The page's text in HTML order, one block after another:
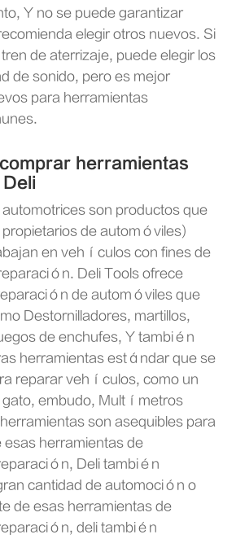
Y no se puede garantizar
elegir otros nuevos. Si
de aterrizaje, puede elegir los
de sonido, pero es mejor
para herramientas
herramientas
son productos que
de automóviles)
en vehículos con fines de
Deli Tools ofrece
de automóviles que
Destornilladores, martillos,
de enchufes, Y también
herramientas estándar que se
reparar vehículos, como un
gato, embudo, Multímetros
son asequibles para
esas herramientas de
Deli también
cantidad de automoción o
de esas herramientas de
deli también